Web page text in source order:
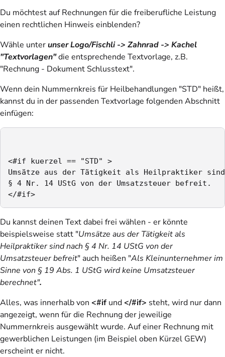
Du möchtest auf Rechnungen für die freiberufliche Leistung
einen rechtlichen Hinweis einblenden?
Wähle unterunser Logo/Fischli -> Zahnrad -> Kachel
"Textvorlagen"die entsprechende Textvorlage, z.B.
"Rechnung - Dokument Schlusstext".
Wenn dein Nummernkreis für Heilbehandlungen "STD" heißt,
kannst du in der passenden Textvorlage folgenden Abschnitt
einfügen:
<#if kuerzel == "STD" >
Umsätze aus der Tätigkeit als Heilpraktiker
§ 4 Nr. 14 UStG von der Umsatzsteuer befreit.
</#if>
Du kannst deinen Text dabei frei wählen - er könnte
beispielsweise statt "Umsätze aus der Tätigkeit als
Heilpraktiker sind nach § 4 Nr. 14 UStG von der
Umsatzsteuer befreit" auch heißen "Als Kleinunternehmer im
Sinne von § 19 Abs. 1 UStG wird keine Umsatzsteuer
berechnet".
Alles, was innerhalb von <#if und</#if> steht, wird nur dann
angezeigt, wenn für die Rechnung der jeweilige
Nummernkreis ausgewählt wurde. Auf einer Rechnung mit
gewerblichen Leistungen (im Beispiel oben Kürzel GEW)
erscheint er nicht.